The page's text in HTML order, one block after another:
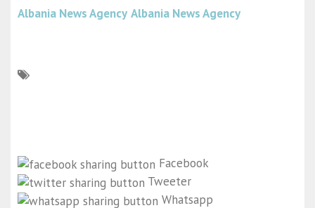
Albania News Agency Albania News Agency
Facebook
Tweeter
Whatsapp